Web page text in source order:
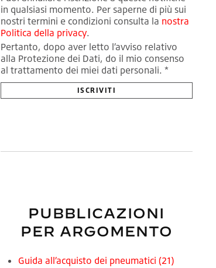
in qualsiasi momento. Per saperne di più sui
nostri termini e condizioni consulta la nostra
Politica della privacy.
Pertanto, dopo aver letto l’avviso relativo
alla Protezione dei Dati, do il mio consenso
al trattamento dei miei dati personali. *
PUBBLICAZIONI
PER ARGOMENTO
Guida all’acquisto dei pneumatici (21)